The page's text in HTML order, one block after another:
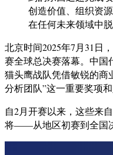
创造价值、组织资
在任何未来领域中
北京时间2025年7月31日
赛全球总决赛落幕。中国
猫头鹰战队凭借敏锐的商
分析团队”这一重要奖项
自2月开赛以来，这些来
将——从地区初赛到全国